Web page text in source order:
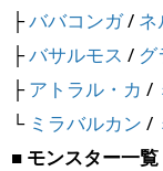
├ババコンガ/ ネ
├バサルモス /
├アトラル・カ /
└ ミラバルカン /
■ モンスター一覧